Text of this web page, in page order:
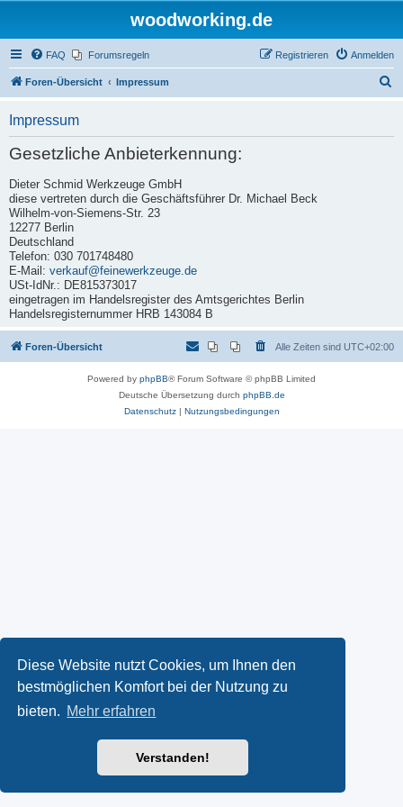
Diese Website nutzt Cookies, um Ihnen den
bestmöglichen Komfort bei der Nutzung zu
bieten. Mehr erfahren
Verstanden!
woodworking.de
FAQ Forumsregeln Anmelden
Registrieren
Foren-Übersicht Impressum
Impressum
Gesetzliche Anbieterkennung:
Dieter Schmid Werkzeuge GmbH
diese vertreten durch die Geschäftsführer Dr. Michael Beck
Wilhelm-von-Siemens-Str. 23
12277 Berlin
Deutschland
Telefon: 030 701748480
E-Mail: verkauf@feinewerkzeuge.de
USt-IdNr.: DE815373017
eingetragen im Handelsregister des Amtsgerichtes Berlin
Handelsregisternummer HRB 143084 B
Foren-Übersicht Alle Zeiten sind UTC+02:00
Powered by phpBB® Forum Software © phpBB Limited
Deutsche Übersetzung durch phpBB.de
Datenschutz| Nutzungsbedingungen